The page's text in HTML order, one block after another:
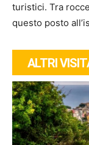
turistici. Tra
questo posto
ALTRI